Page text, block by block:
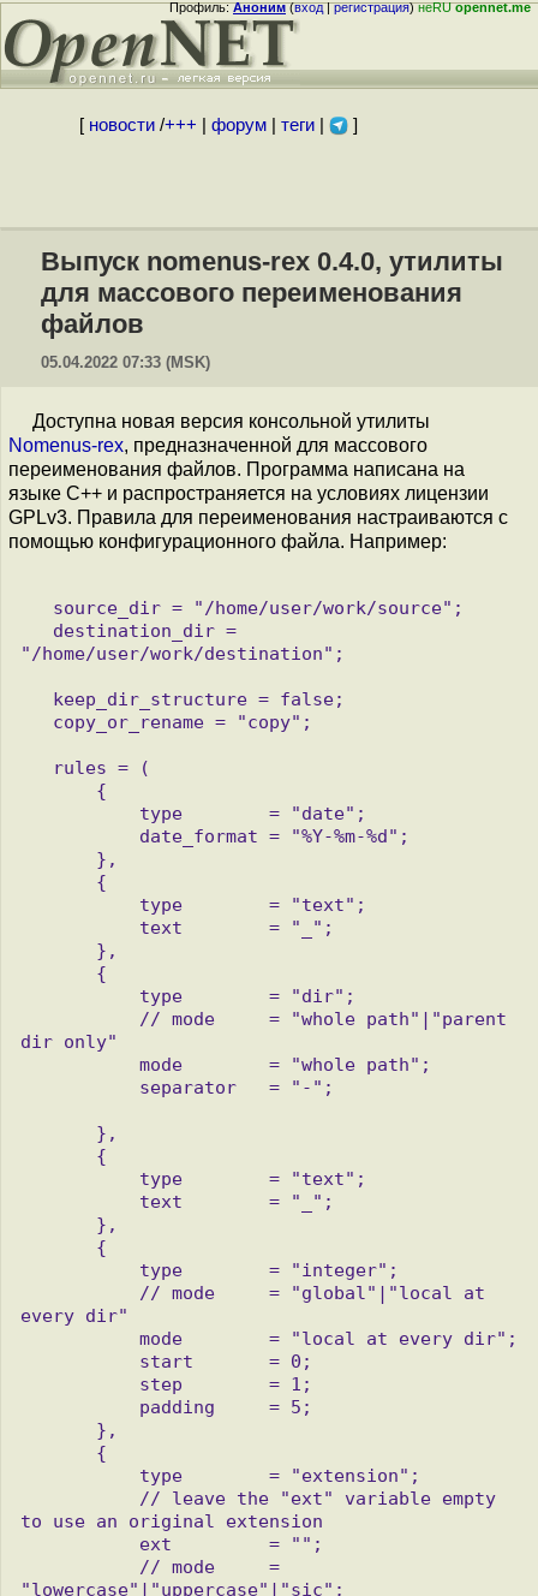
Профиль:Аноним(вход|регистрация)неRUopennet.me
[ новости/+++ форум| теги| ]
Выпуск nomenus-rex 0.4.0, утилиты
для массового переименования
файлов
05.04.2022 07:33 (MSK)
Доступна новая версия консольной утилиты
Nomenus-rex, предназначенной для массового
переименования файлов. Программа написана на
языке C++ и распространяется на условиях лицензии
GPLv3. Правила для переименования настраиваются с
помощью конфигурационного файла. Например:
"/home/user/work/destination";
dir only"
every dir"
to use an original extension
"lowercase"|"uppercase"|"sic";